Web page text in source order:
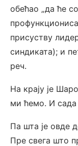
обећао „да ће
присуству
синдиката); и
реч.
На крају је
ми ћемо. И сада
Па шта је овде
Пре свега што